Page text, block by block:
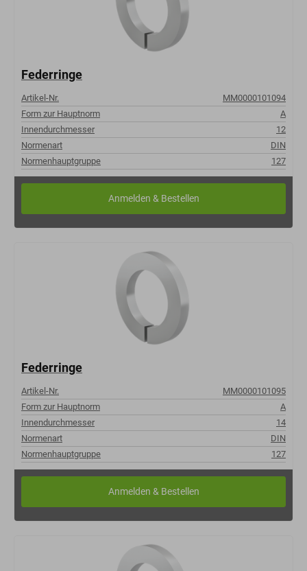
Federringe
Artikel-Nr.
MM0000101094
Form zur Hauptnorm
A
Innendurchmesser
12
Normenart
DIN
Normenhauptgruppe
127
Federringe
Artikel-Nr.
MM0000101095
Form zur Hauptnorm
A
Innendurchmesser
14
Normenart
DIN
Normenhauptgruppe
127